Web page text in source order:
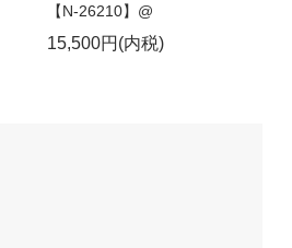
【N-26210】@
15,500円(内税)